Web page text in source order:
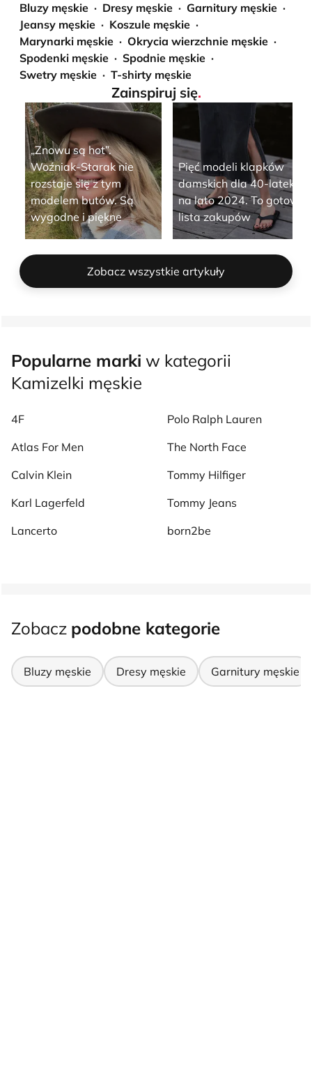
Bluzy męskie Dresy męskie
Garnitury męskie
Jeansy męskie
Koszule męskie
Marynarki męskie
Okrycia wierzchnie męskie
Spodenki męskie
Spodnie męskie
Swetry męskie
T-shirty męskie
Zainspiruj się.
„Znowu są hot”.
Woźniak-Starak nie
rozstaje się z tym
modelem butów. Są
wygodne i piękne
Pięć modeli klapków
damskich dla 40-latek
na lato 2024. To gotowa
lista zakupów
Zobacz wszystkie artykuły
Popularne marki w kategorii
Kamizelki męskie
4F
Atlas For Men
Calvin Klein
Karl Lagerfeld
Lancerto
Polo Ralph Lauren
The North Face
Tommy Hilfiger
Tommy Jeans
born2be
Zobacz podobne kategorie
Bluzy męskie Dresy męskie Garnitury męskie